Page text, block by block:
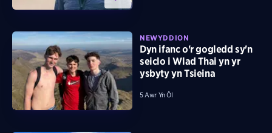
NEWYDDION
Dyn ifanc o'r gogledd sy'n
seiclo i Wlad Thai yn yr
ysbyty yn Tsieina
5 Awr Yn Ôl